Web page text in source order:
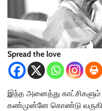
Spread the love
இந்த அனைத்து காட்சிகளும்
கண்முன்னே கொண்டு